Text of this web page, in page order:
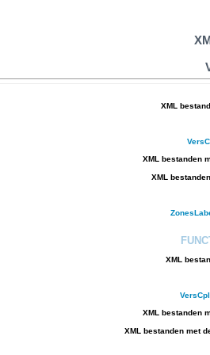
XML
XML bestanden
XML
XML
XML bestanden
XML bestanden met